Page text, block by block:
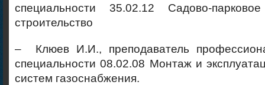
специальности 35.02.12 Садово-
строительство
– Клюев И.И., преподаватель
специальности 08.02.08 Монтаж и
систем газоснабжения.